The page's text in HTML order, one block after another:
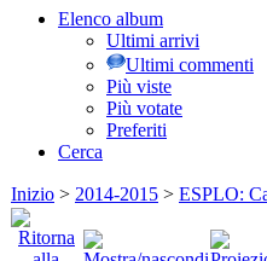
Elenco album
Ultimi arrivi
Ultimi commenti
Più viste
Più votate
Preferiti
Cerca
Inizio > 2014-2015 > ESPLO: